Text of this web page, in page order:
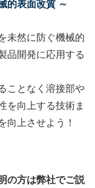
的表面改質 ～
未然に防ぐ機械的
品開発に応用する
ことなく溶接部や
を向上する技術ま
向上させよう！
の方は弊社でご説